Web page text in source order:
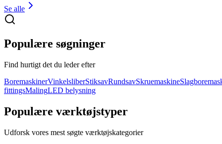
Se alle
Populære søgninger
Find hurtigt det du leder efter
BoremaskinerVinkelsliberStiksavRundsavSkruemaskine
fittingsMalingLED belysning
Populære værktøjstyper
Udforsk vores mest søgte værktøjskategorier